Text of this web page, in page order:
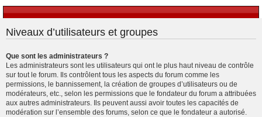
Niveaux d’utilisateurs et groupes
Que sont les administrateurs ?
Les administrateurs sont les utilisateurs qui ont le plus haut niveau de contrôle
sur tout le forum. Ils contrôlent tous les aspects du forum comme les
permissions, le bannissement, la création de groupes d’utilisateurs ou de
modérateurs, etc., selon les permissions que le fondateur du forum a attribuées
aux autres administrateurs. Ils peuvent aussi avoir toutes les capacités de
modération sur l’ensemble des forums, selon ce que le fondateur a autorisé.